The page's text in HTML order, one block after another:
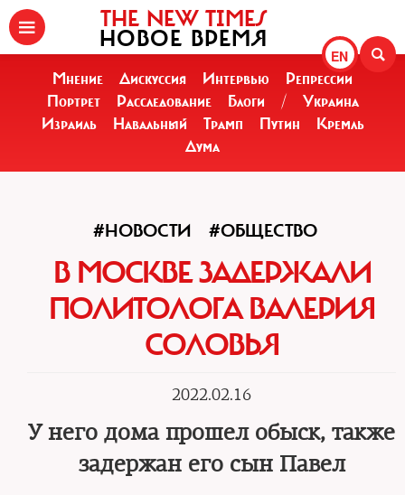
EN
THE NEW TIMES
НОВОЕ ВРЕМЯ
Мнение Дискуссия Интервью
Репрессии
Портрет
Расследование Блоги /
Украина
Израиль
Навальный Трамп Путин
Кремль
Дума
#НОВОСТИ #ОБЩЕСТВО
В МОСКВЕ ЗАДЕРЖАЛИ
ПОЛИТОЛОГА ВАЛЕРИЯ
СОЛОВЬЯ
2022.02.16
У него дома прошел обыск, также
задержан его сын Павел